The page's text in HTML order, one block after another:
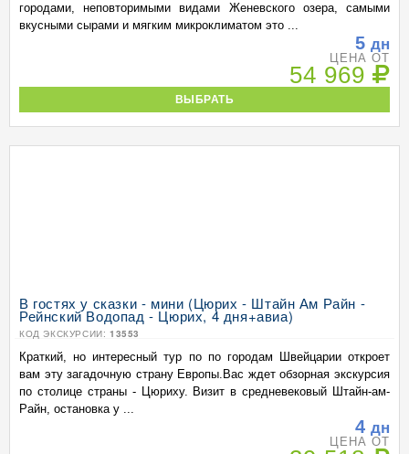
городами, неповторимыми видами Женевского озера, самыми
вкусными сырами и мягким микроклиматом это ...
5 дн
ЦЕНА ОТ
54 969
ВЫБРАТЬ
В гостях у сказки - мини (Цюрих - Штайн Ам Райн -
Рейнский Водопад - Цюрих, 4 дня+авиа)
КОД ЭКСКУРСИИ: 13553
Краткий, но интересный тур по по городам Швейцарии откроет
вам эту загадочную страну Европы.Вас ждет обзорная экскурсия
по столице страны - Цюриху. Визит в средневековый Штайн-ам-
Райн, остановка у ...
4 дн
ЦЕНА ОТ